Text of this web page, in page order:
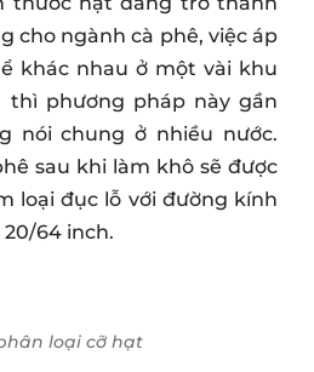
cho ngành cà phê, việc áp
khác nhau ở một vài khu
thì phương pháp này gần
nói chung ở nhiều nước.
sau khi làm khô sẽ được
loại đục lỗ với đường kính
64 inch.
loại cỡ hạt